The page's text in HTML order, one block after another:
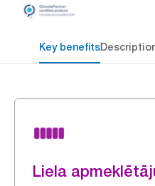
Key benefits
Liela